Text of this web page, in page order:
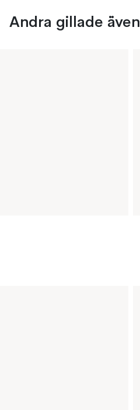
Andra gillade även